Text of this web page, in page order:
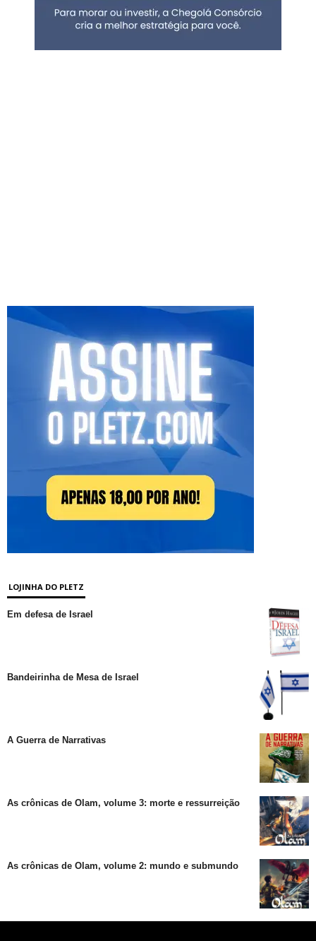
LOJINHA DO PLETZ
Em defesa de Israel
Bandeirinha de Mesa de Israel
A Guerra de Narrativas
As crônicas de Olam, volume 3: morte e ressurreição
As crônicas de Olam, volume 2: mundo e submundo